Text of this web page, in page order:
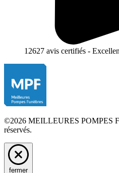
12627 avis certifiés -
©2026 MEILLEURES POMPES
réservés.
fermer